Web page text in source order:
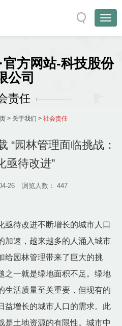
方网站-科技股份
公司
责任
> 关于我们 > 社会责任
“园林管理面临挑战：
亟待改进”
26 浏览人数： 447
亟待改进不断增长的城市人口
加速，越来越多的人涌入城市
给园林管理带来了巨大的挑
之一就是绿地面积不足。绿地
生活质量至关重要，但现有的
益增长的城市人口的需求。此
是土地资源的有限性。城市中